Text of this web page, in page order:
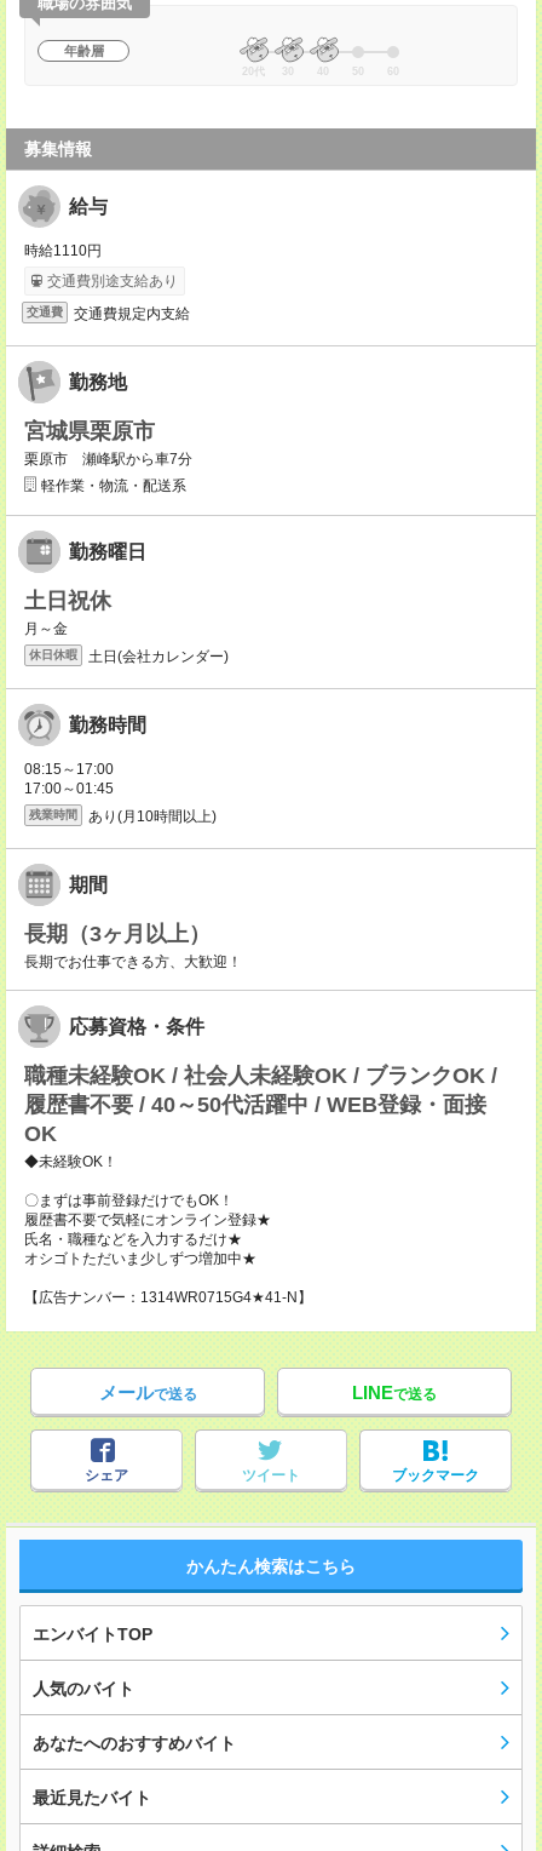
年齢層
20代 30 40 50 60
募集情報
給与
時給1110円
交通費別途支給あり
交通費 交通費規定内支給
勤務地
宮城県栗原市
栗原市 瀬峰駅から車7分
軽作業・物流・配送系
勤務曜日
土日祝休
月～金
休日休暇 土日(会社カレンダー)
勤務時間
08:15～17:00
17:00～01:45
残業時間 あり(月10時間以上)
期間
長期（3ヶ月以上）
長期でお仕事できる方、大歓迎！
応募資格・条件
職種未経験OK / 社会人未経験OK / ブランクOK /
履歴書不要 / 40～50代活躍中 / WEB登録・面接
OK
◆未経験OK！
〇まずは事前登録だけでもOK！
履歴書不要で気軽にオンライン登録★
氏名・職種などを入力するだけ★
オシゴトただいま少しずつ増加中★
【広告ナンバー：1314WR0715G4★41-N】
メールで送る LINEで送る
シェア ツイート ブックマーク
かんたん検索はこちら
エンバイトTOP
人気のバイト
あなたへのおすすめバイト
最近見たバイト